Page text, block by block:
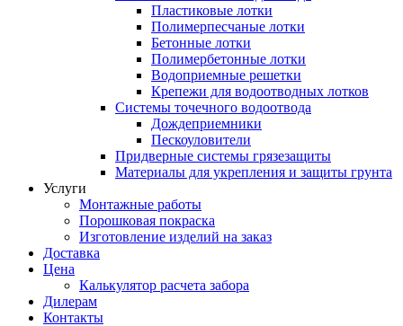
Пластиковые лотки
Полимерпесчаные лотки
Бетонные лотки
Полимербетонные лотки
Водоприемные решетки
Крепежи для водоотводных лотков
Системы точечного водоотвода
Дождеприемники
Пескоуловители
Придверные системы грязезащиты
Материалы для укрепления и защиты грунта
Услуги
Монтажные работы
Порошковая покраска
Изготовление изделий на заказ
Доставка
Цена
Калькулятор расчета забора
Дилерам
Контакты